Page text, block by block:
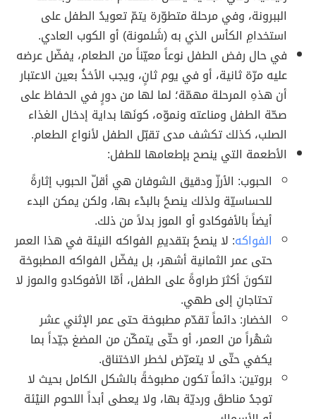
الببرونة، وفي مرحلة متطوّرة يتمّ تعويدُ الطفل على
استخدامِ الكأس الذي به (شَلمونة) أو الكوب العادي.
في حال رفض الطفل نوعاً معيّناً من الطعام، يفضّل عرضه
عليه مرّة ثانية، أو في يوم ثانٍ، ويجب الأخذُ بعين الاعتبار
أن هذهِ المرحلة مهمّة؛ لما لها من دورٍ في الحفاظ على
صحّة الطفل ومناعته ونموّه، كونَها بداية إدخال الغذاء
الصلب، كذلك تكشف مدى تقبّل الطفل لأنواع الطعام.
الأطعمة التي ينصح بإطعامها للطفل:
الحبوب: الأرزّ ودقيق الشوفان هي أقلّ الحبوب إثارةً
للحساسيّة ولذلك ينصحُ بالبدْء بها، ولكن يمكن البدء
أيضاً بالأفوكادو أو الموز بدلاً من ذلك.
الفواكه: لا ينصحُ بتقديمِ الفواكه النيئة في هذا العمر
حتى عمر الثمانية أشهر، بل يفضّل الفواكه المطبوخة
لتكونَ أكثرَ طراوةً على الطفل، أمّا الأفوكادو والموز لا
تحتاجانِ إلى طهي.
الخضار: دائماً تقدّم مطبوخة حتى عمر الإثني عشر
شهْراً من العمر، أو حتّى يتمكّن من المضغ جيّداً بما
يكفي حتّى لا يتعرّض لخطر الاختناق.
بروتين: دائماً تكون مطبوخةً بالشكل الكامل بحيث لا
توجدُ مناطقَ ورديّة بها، ولا يعطى أبداً اللحوم النيْئة